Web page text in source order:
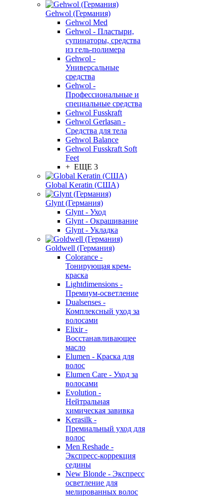
Gehwol (Германия)
Gehwol Med
Gehwol - Пластыри,
супинаторы, средства
из гель-полимера
Gehwol -
Универсальные
средства
Gehwol -
Профессиональные и
специальные средства
Gehwol Fusskraft
Gehwol Gerlasan -
Средства для тела
Gehwol Balance
Gehwol Fusskraft Soft
Feet
+ ЕЩЕ 3
Global Keratin (США)
Glynt (Германия)
Glynt - Уход
Glynt - Окрашивание
Glynt - Укладка
Goldwell (Германия)
Colorance -
Тонирующая крем-
краска
Lightdimensions -
Премиум-осветление
Dualsenses -
Комплексный уход за
волосами
Elixir -
Восстанавливающее
масло
Elumen - Краска для
волос
Elumen Care - Уход за
волосами
Evolution -
Нейтральная
химическая завивка
Kerasilk -
Премиальный уход для
волос
Men Reshade -
Экспресс-коррекция
седины
New Blonde - Экспресс
осветление для
мелированных волос